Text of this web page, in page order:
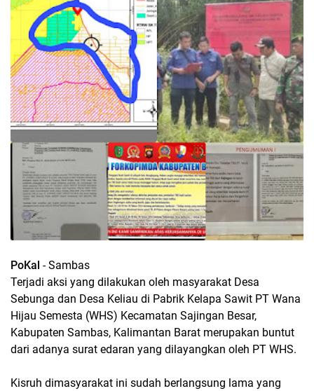
PoKal - Sambas
Terjadi aksi yang dilakukan oleh masyarakat Desa
Sebunga dan Desa Keliau di Pabrik Kelapa Sawit PT Wana
Hijau Semesta (WHS) Kecamatan Sajingan Besar,
Kabupaten Sambas, Kalimantan Barat merupakan buntut
dari adanya surat edaran yang dilayangkan oleh PT WHS.
Kisruh dimasyarakat ini sudah berlangsung lama yang